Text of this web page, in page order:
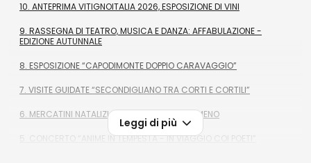
10. ANTEPRIMA VITIGNOITALIA 2026, ESPOSIZIONE DI VINI
9. RASSEGNA DI TEATRO, MUSICA E DANZA: AFFABULAZIONE -
EDIZIONE AUTUNNALE
8. ESPOSIZIONE “CAPODIMONTE DOPPIO CARAVAGGIO”
7. VISITE GUIDATE “SECONDIGLIANO TRA CORTI E CORTILI”
6. MERCATINI NATALIZI DI SAN GREGORIO ARMENO
5. CONCERTO “ANIME IN TEMPESTA - IN VIAGGIO COI POETI”
Leggi di più